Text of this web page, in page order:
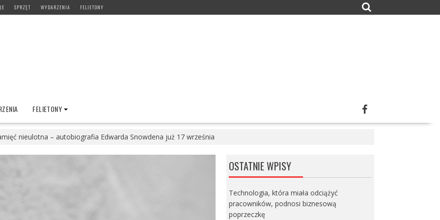
SPRZĘT WYDARZENIA FELIETONY
FELIETONY
nieulotna – autobiografia Edwarda Snowdena już 17 września
OSTATNIE WPISY
Technologia, która miała odciążyć
pracowników, podnosi biznesową
poprzeczkę